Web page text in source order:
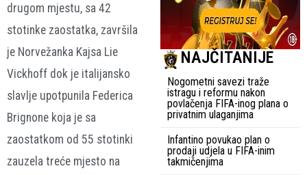
drugom mjestu, sa 42
stotinke zaostatka, završila
je Norvežanka Kajsa Lie
Vickhoff dok je italijansko
slavlje upotpunila Federica
Brignone koja je sa
zaostatkom od 55 stotinki
zauzela treće mjesto na
NAJČITANIJE
Nogometni savezi traže
istragu i reformu nakon
povlačenja FIFA-inog plana o
privatnim ulaganjima
Infantino povukao plan o
prodaji udjela u FIFA-inim
takmičenjima